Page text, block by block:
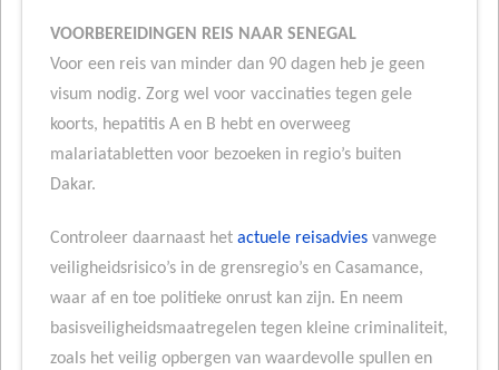
VOORBEREIDINGEN REIS NAAR SENEGAL
Voor een reis van minder dan 90 dagen heb je geen
visum nodig. Zorg wel voor vaccinaties tegen gele
koorts, hepatitis A en B hebt en overweeg
malariatabletten voor bezoeken in regio’s buiten
Dakar.
Controleer daarnaast het actuele reisadviesvanwege
veiligheidsrisico’s in de grensregio’s en Casamance,
waar af en toe politieke onrust kan zijn. En neem
basisveiligheidsmaatregelen tegen kleine criminaliteit,
zoals het veilig opbergen van waardevolle spullen en